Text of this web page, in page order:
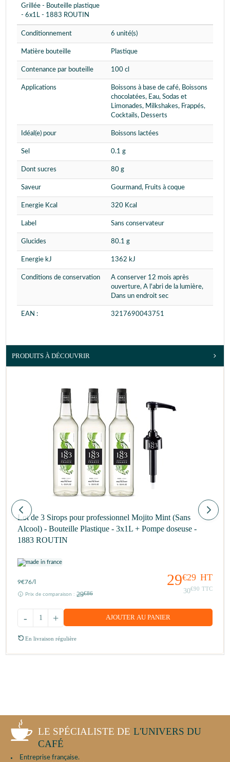
Grillée - Bouteille plastique
- 6x1L - 1883 ROUTIN
Conditionnement 6 unité(s)
Matière bouteille Plastique
Contenance par bouteille 100 cl
Applications
Boissons à base de café, Boissons
chocolatées, Eau, Sodas et
Limonades, Milkshakes, Frappés,
Cocktails, Desserts
Idéal(e) pour Boissons lactées
Sel 0.1 g
Dont sucres 80 g
Saveur Gourmand, Fruits à coque
Energie Kcal 320 Kcal
Label Sans conservateur
Glucides 80.1 g
Energie kJ 1362 kJ
Conditions de conservation
A conserver 12 mois après
ouverture, A l'abri de la lumière,
Dans un endroit sec
EAN : 3217690043751
PRODUITS À DÉCOUVRIR
Lot de 3 Sirops pour professionnel Mojito Mint (Sans
Alcool) - Bouteille Plastique - 3x1L + Pompe doseuse -
1883 ROUTIN
29€29 HT
30€90 TTC
9€76/l
Prix de comparaison : 29€86
+
- AJOUTER AU PANIER
En livraison régulière
LE SPÉCIALISTE DE L'UNIVERS DU
CAFÉ
Entreprise française.